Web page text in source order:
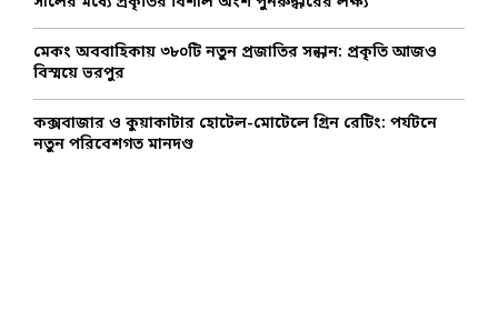
মেকং অববাহিকায় ৩৮০টি নতুন প্রজাতির সন্ধান: প্রকৃতি আজও
বিস্ময়ে ভরপুর
কক্সবাজার ও কুয়াকাটার হোটেল-মোটেলে গ্রিন রেটিং: পর্যটনে
নতুন পরিবেশগত মানদণ্ড